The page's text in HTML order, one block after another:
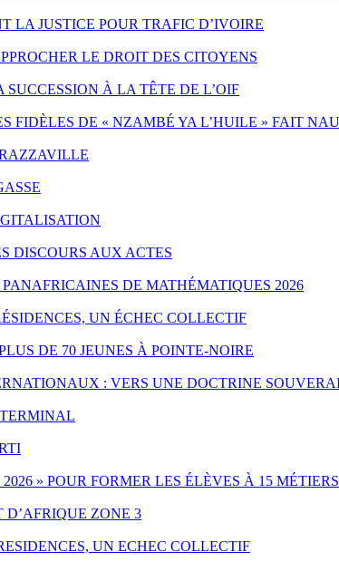
LA JUSTICE POUR TRAFIC D’IVOIRE
LE DROIT DES CITOYENS
À LA TÊTE DE L’OIF
DE « NZAMBÉ YA L’HUILE » FAIT
DISCOURS AUX ACTES
DE MATHÉMATIQUES 2026
UN ÉCHEC COLLECTIF
DE 70 JEUNES À POINTE-NOIRE
: VERS UNE DOCTRINE
» POUR FORMER LES ÉLÈVES À 15 MÉTIERS
ZONE 3
UN ECHEC COLLECTIF